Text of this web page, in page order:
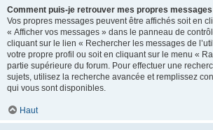
Comment puis-je retrouver mes propres
Vos propres messages peuvent être affichés soit en
« Afficher vos messages » dans le panneau de
cliquant sur le lien « Rechercher les messages de
votre propre profil ou soit en cliquant sur le menu «
partie supérieure du forum. Pour effectuer une
sujets, utilisez la recherche avancée et remplissez
qui vous sont disponibles.
Haut